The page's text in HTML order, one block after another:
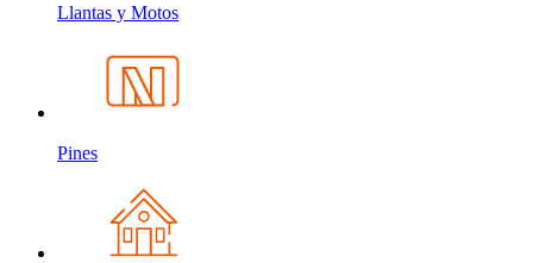
Llantas y Motos
Pines